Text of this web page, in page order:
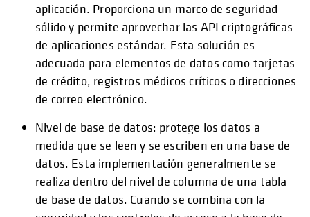
aplicación. Proporciona un marco de seguridad
sólido y permite aprovechar las API criptográficas
de aplicaciones estándar. Esta solución es
adecuada para elementos de datos como tarjetas
de crédito, registros médicos críticos o direcciones
de correo electrónico.
Nivel de base de datos: protege los datos a
medida que se leen y se escriben en una base de
datos. Esta implementación generalmente se
realiza dentro del nivel de columna de una tabla
de base de datos. Cuando se combina con la